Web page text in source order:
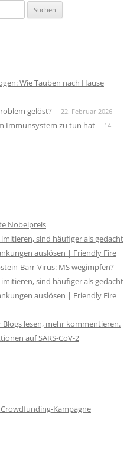
Wie Tauben nach Hause
gelöst? 22. Februar 2026
Immunsystem zu tun hat
14.
Nobelpreis
sind häufiger als gedacht
auslösen | Friendly Fire
Barr-Virus: MS wegimpfen?
sind häufiger als gedacht
auslösen | Friendly Fire
lesen, mehr kommentieren.
auf SARS-CoV-2
Kampagne